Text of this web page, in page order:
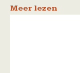
Meer lezen